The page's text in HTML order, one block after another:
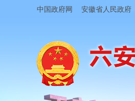
中国政府网 安徽省人民政府